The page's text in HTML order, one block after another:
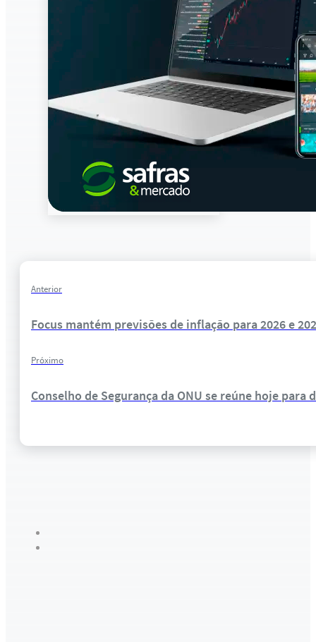
Anterior
Focus mantém previsões de inflação para 2026 e
Próximo
Conselho de Segurança da ONU se reúne hoje